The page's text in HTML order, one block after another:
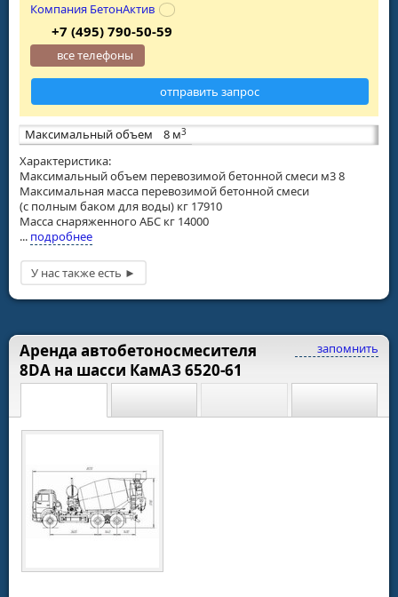
Максимальный объем 8 м3
Характеристика:
Максимальный объем перевозимой бетонной смеси м3 8
Максимальная масса перевозимой бетонной смеси
(с полным баком для воды) кг 17910
Масса снаряженного АБС кг 14000
... подробнее
Компания БетонАктив
+7 (495) 790-50-59
все телефоны
отправить запрос
запомнить
Аренда автобетоносмесителя
8DA на шасси КамАЗ 6520-61